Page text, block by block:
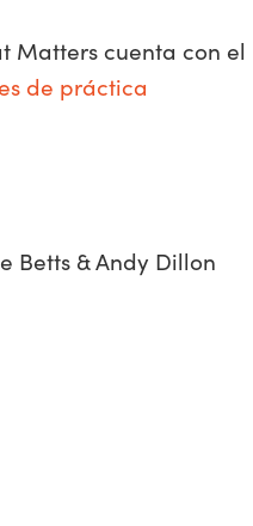
Matters cuenta con el
de práctica
Betts & Andy Dillon